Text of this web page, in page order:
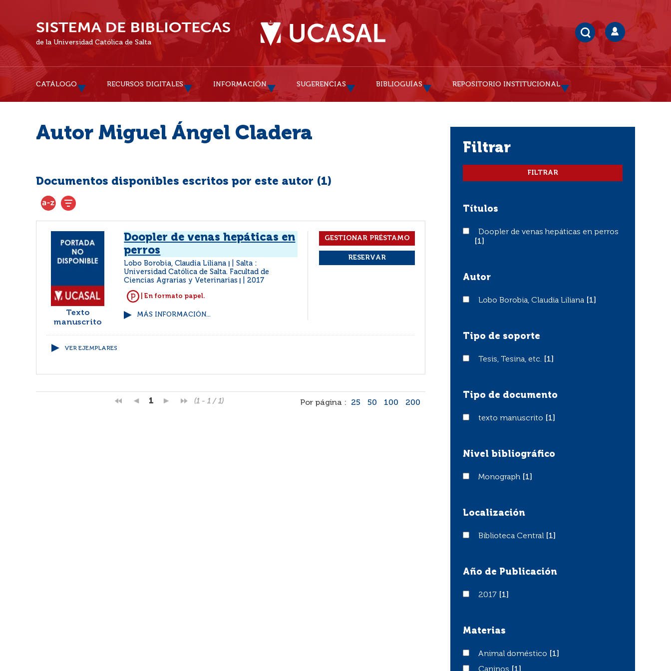
de la Universidad Católica de Salta
CATÁLOGO RECURSOS DIGITALES INFORMACIÓN SUGERENCIAS BIBLIOGUÍAS REPOSITORIO INSTITUCIONAL
Autor Miguel Ángel Cladera
Documentos disponibles escritos por este autor (1)
Texto
manuscrito
Doopler de venas hepáticas en
perros
Lobo Borobia, Claudia Liliana
Salta :
Universidad Católica de Salta. Facultad de
Ciencias Agrarias y Veterinarias
2017
| En formato papel.
MÁS INFORMACIÓN...
VER EJEMPLARES
1 (1 - 1 / 1) Por página : 25 50 100 200
filtrar
Títulos
Doopler de venas hepáticas en perros
Doopler de venas hepáticas en perros
[1]
Autor
Lobo Borobia, Claudia Liliana
Lobo Borobia, Claudia Liliana [1]
Tipo de soporte
Tesis, Tesina, etc.
Tesis, Tesina, etc. [1]
Tipo de documento
texto manuscrito
texto manuscrito [1]
Nivel bibliográfico
Monograph
Monograph [1]
Localización
Biblioteca Central
Biblioteca Central [1]
Año de Publicación
20172017 [1]
Materias
Animal doméstico
Animal doméstico
[1]